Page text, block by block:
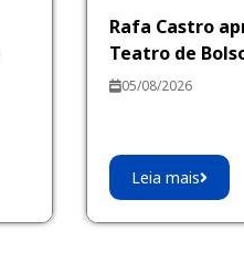
Rafa Castro
Teatro de
05/08/2026
Leia mais